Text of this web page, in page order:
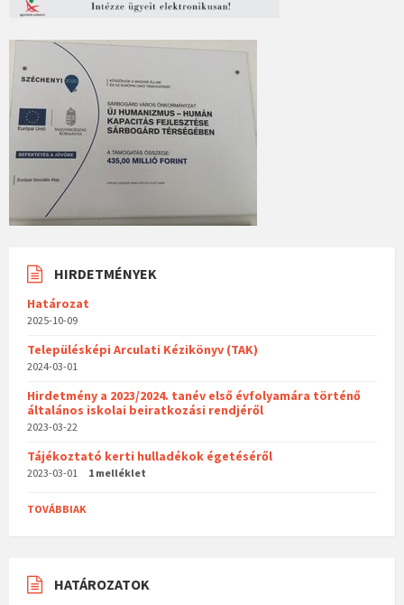
HIRDETMÉNYEK
Határozat
2025-10-09
Településképi Arculati Kézikönyv (TAK)
2024-03-01
Hirdetmény a 2023/2024. tanév első évfolyamára történő
általános iskolai beiratkozási rendjéről
2023-03-22
Tájékoztató kerti hulladékok égetéséről
2023-03-01 1 melléklet
TOVÁBBIAK
HATÁROZATOK